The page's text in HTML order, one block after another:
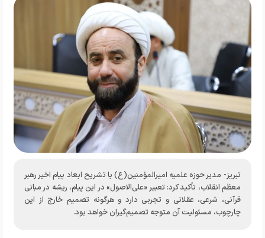
تبریز- مدیر حوزه علمیه امیرالمؤمنین(ع) با تشریح ابعاد پیام اخیر رهبر
معظم انقلاب، تأکید کرد: تعبیر «علی‌الاصول» در این پیام، ریشه در مبانی
قرآنی، شرعی، عقلانی و تجربی دارد و هرگونه تصمیم خارج از این
چارچوب، مسئولیت آن متوجه تصمیم‌گیران خواهد بود.